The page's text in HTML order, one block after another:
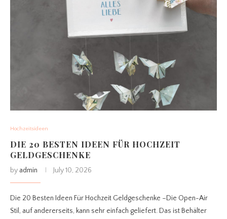
Hochzeitsideen
DIE 20 BESTEN IDEEN FÜR HOCHZEIT
GELDGESCHENKE
by admin July 10, 2026
Die 20 Besten Ideen Für Hochzeit Geldgeschenke –Die Open-Air
Stil, auf andererseits, kann sehr einfach geliefert. Das ist Behälter